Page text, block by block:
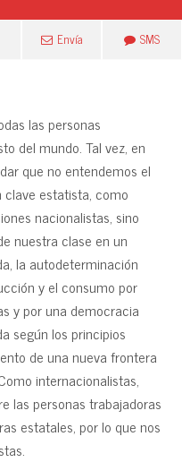
Envía SMS
las personas
del mundo. Tal vez, en
que no entendemos el
estatista, como
nacionalistas, sino
nuestra clase en un
la autodeterminación
y el consumo por
y por una democracia
según los principios
de una nueva frontera
internacionalistas,
las personas trabajadoras
estatales, por lo que nos